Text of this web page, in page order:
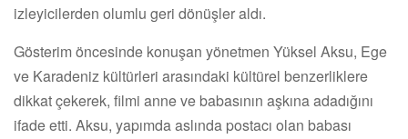
izleyicilerden olumlu geri dönüşler aldı.
Gösterim öncesinde konuşan yönetmen Yüksel Aksu, Ege
ve Karadeniz kültürleri arasındaki kültürel benzerliklere
dikkat çekerek, filmi anne ve babasının aşkına adadığını
ifade etti. Aksu, yapımda aslında postacı olan babası